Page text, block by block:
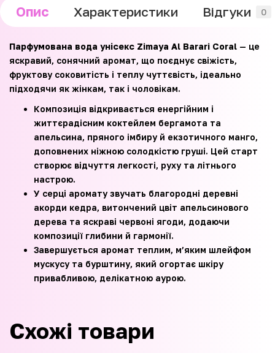
Опис Характеристики Відгуки 0
Парфумована вода унісекс Zimaya Al Barari Coral — це
яскравий, сонячний аромат, що поєднує свіжість,
фруктову соковитість і теплу чуттєвість, ідеально
підходячи як жінкам, так і чоловікам.
Композиція відкривається енергійним і
життєрадісним коктейлем бергамота та
апельсина, пряного імбиру й екзотичного манго,
доповнених ніжною солодкістю груші. Цей старт
створює відчуття легкості, руху та літнього
настрою.
У серці аромату звучать благородні деревні
акорди кедра, витончений цвіт апельсинового
дерева та яскраві червоні ягоди, додаючи
композиції глибини й гармонії.
Завершується аромат теплим, м’яким шлейфом
мускусу та бурштину, який огортає шкіру
привабливою, делікатною аурою.
Схожі товари